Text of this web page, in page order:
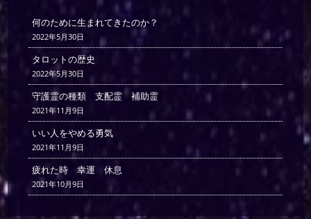
何のために生まれてきたのか？
2022年5月30日
タロットの歴史
2022年5月30日
守護霊の種類 支配霊 補助霊
2021年11月9日
いい人をやめる勇気
2021年11月9日
疲れた時 幸運 休息
2021年10月9日